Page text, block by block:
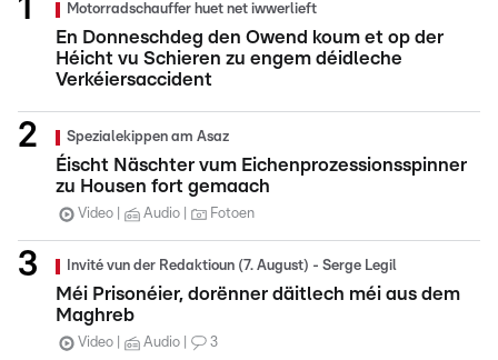
Motorradschauffer huet net iwwerlieft
En Donneschdeg den Owend koum et op der
Héicht vu Schieren zu engem déidleche
Verkéiersaccident
Spezialekippen am Asaz
Éischt Näschter vum Eichenprozessionsspinner
zu Housen fort gemaach
Video Audio Fotoen
Invité vun der Redaktioun (7. August) - Serge Legil
Méi Prisonéier, dorënner däitlech méi aus dem
Maghreb
Video Audio 3